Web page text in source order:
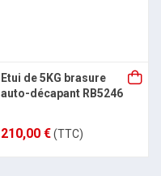
Etui de 5KG brasure
auto-décapant RB5246
210,00 €(TTC)